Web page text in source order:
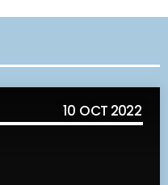
10 OCT 2022